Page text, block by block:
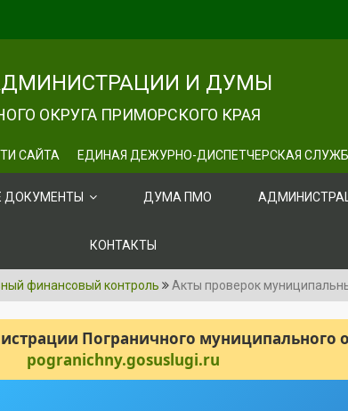
И ДУМЫ
ОКРУГА ПРИМОРСКОГО КРАЯ
САЙТА ЕДИНАЯ ДЕЖУРНО-ДИСПЕТЧЕРСКАЯ
ДОКУМЕНТЫ ДУМА ПМО
КОНТАКТЫ
финансовый контроль Акты проверок
Пограничного муниципального
pogranichny.gosuslugi.ru